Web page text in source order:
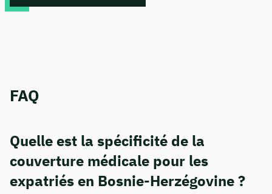
FAQ
Quelle est la spécificité de la
couverture médicale pour les
expatriés en Bosnie-Herzégovine ?